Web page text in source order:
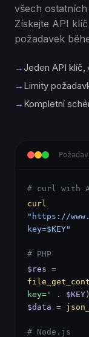
všech
Získejte API
požadavek
→Jeden API
→ Limity
→ Kompletní
# curl with
curl
"https://
key=$KEY"
# PHP
$res =
key='
. $KEY
$data =
# Node.js